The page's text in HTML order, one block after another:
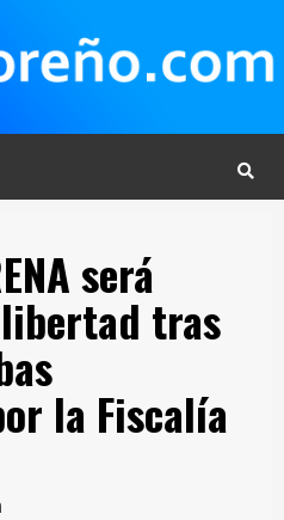
será
tras
la Fiscalía